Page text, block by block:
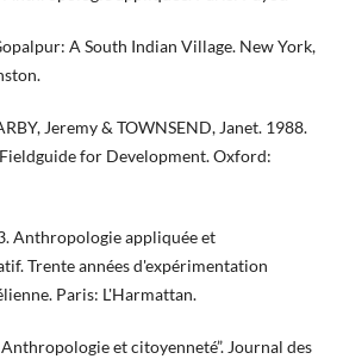
A South Indian Village. New York,
Jeremy & TOWNSEND, Janet. 1988.
for Development. Oxford:
Anthropologie appliquée et
Trente années d'expérimentation
Paris: L'Harmattan.
et citoyenneté”. Journal des